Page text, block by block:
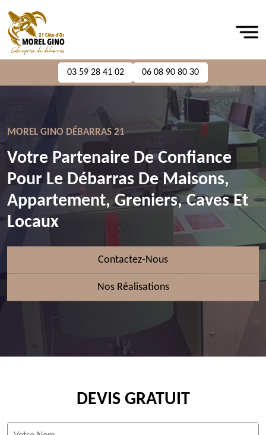
03 59 28 41 02 06 08 90 80 30
MOREL GINO DÉBARRAS 21
Votre Partenaire De Confiance
Pour Le Débarras De Maisons,
Appartement, Greniers, Caves Et
Locaux
Contactez-Nous
Nos Réalisations
DEVIS GRATUIT